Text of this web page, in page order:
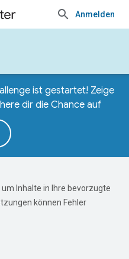
Anmelden
ist gestartet! Zeige
dir die Chance auf
Inhalte in Ihre bevorzugte
können Fehler